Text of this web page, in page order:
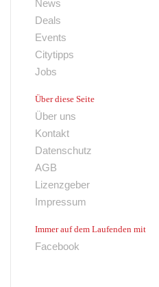
News
Deals
Events
Citytipps
Jobs
Über diese Seite
Über uns
Kontakt
Datenschutz
AGB
Lizenzgeber
Impressum
Immer auf dem Laufenden mit
Facebook